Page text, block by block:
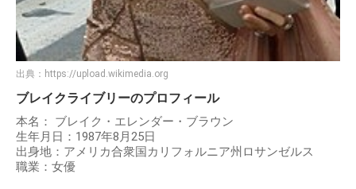
出典： https://upload.wikimedia.org
ブレイクライブリーのプロフィール
本名： ブレイク・エレンダー・ブラウン
生年月日：1987年8月25日
出身地：アメリカ合衆国カリフォルニア州ロサンゼルス
職業：女優